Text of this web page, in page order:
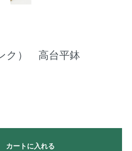
ク） 高台平鉢
カートに入れる